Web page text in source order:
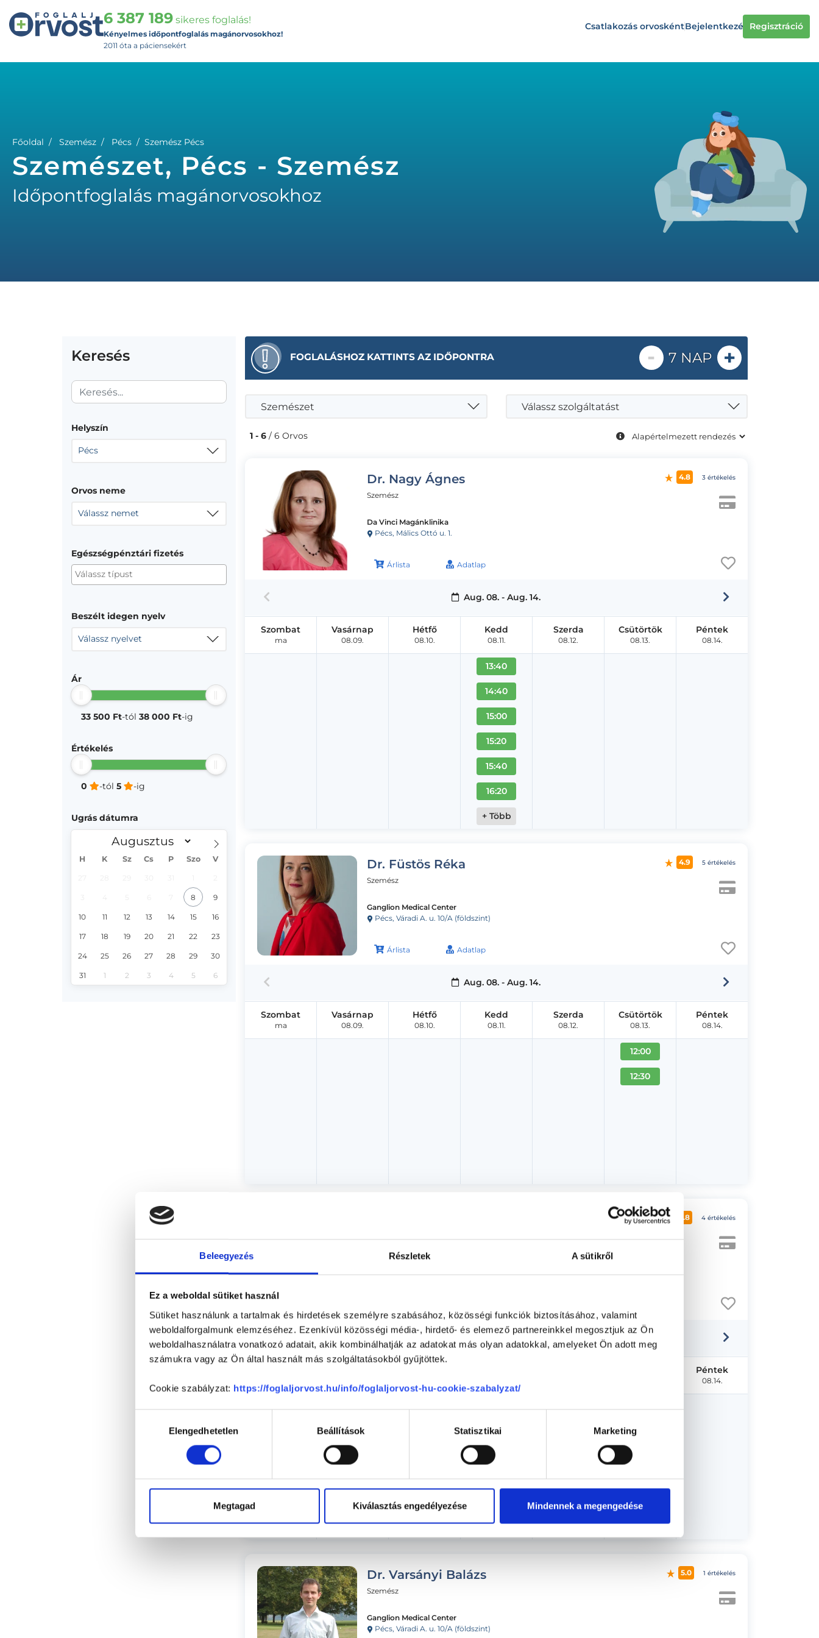
Beleegyezés Részletek A sütikről
Ez a weboldal sütiket használ
Sütiket használunk a tartalmak és hirdetések személyre szabásához, közösségi funkciók biztosításához, valamint
weboldalforgalmunk elemzéséhez. Ezenkívül közösségi média-, hirdető- és elemező partnereinkkel megosztjuk az Ön
weboldalhasználatra vonatkozó adatait, akik kombinálhatják az adatokat más olyan adatokkal, amelyeket Ön adott meg
számukra vagy az Ön által használt más szolgáltatásokból gyűjtöttek.
Cookie szabályzat: https://foglaljorvost.hu/info/foglaljorvost-hu-cookie-szabalyzat/
kiválasztásaElengedhetetlen Beállítások Statisztikai Marketing
Megtagad Kiválasztás engedélyezése Mindennek a megengedése
6 387 189 sikeres foglalás!
Kényelmes időpontfoglalás magánorvosokhoz!
2011 óta a páciensekért
Csatlakozás orvoskéntBejelentkezés Regisztráció
Főoldal Szemész Pécs Szemész Pécs
Szemészet, Pécs - Szemész
Időpontfoglalás magánorvosokhoz
Keresés
Helyszín
Pécs
Orvos neme
Válassz nemet
Egészségpénztári fizetés
Beszélt idegen nyelv
Válassz nyelvet
Ár
33 500 Ft-tól 38 000 Ft-ig
Értékelés
0 -tól 5 -ig
Ugrás dátumra
H K Sz Cs P Szo V
8 9
10 11 12 13 14 15 16
17 18 19 20 21 22 23
24 25 26 27 28 29 30
31 1 2 3 4 5 6
FOGLALÁSHOZ KATTINTS AZ IDŐPONTRA - 7 NAP +
Szemészet Válassz szolgáltatást
1 - 6 / 6 Orvos
Dr. Nagy Ágnes
Szemész
Da Vinci Magánklinika
Pécs, Málics Ottó u. 1.
Árlista Adatlap
4.8 3 értékelés
Aug. 08. - Aug. 14.
Szombat
ma
Vasárnap
08.09.
Hétfő
08.10.
Kedd
08.11.
13:40
14:40
15:00
15:20
15:40
16:20
+ Több
Szerda
08.12.
Csütörtök
08.13.
Péntek
08.14.
Dr. Füstös Réka
Szemész
Ganglion Medical Center
Pécs, Váradi A. u. 10/A (földszint)
Árlista Adatlap
4.9 5 értékelés
Aug. 08. - Aug. 14.
Szombat
ma
Vasárnap
08.09.
Hétfő
08.10.
Kedd
08.11.
Szerda
08.12.
Csütörtök
08.13.
12:00
12:30
Péntek
08.14.
Ganglion Medical Center
Pécs, Váradi A. u. 10/A (földszint)
4.8 4 értékelés
Aug. 08. - Aug. 14.
Következő időpont:
Péntek
08.14.
Dr. Varsányi Balázs
Szemész
Ganglion Medical Center
Pécs, Váradi A. u. 10/A (földszint)
5.0 1 értékelés